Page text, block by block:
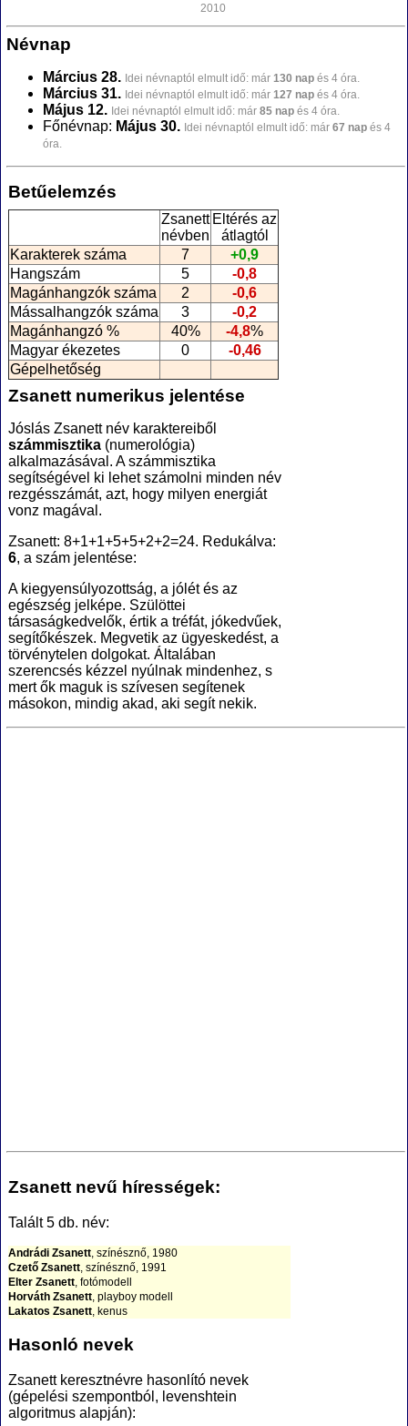
2010
Névnap
Március 28. Idei névnaptól elmult idő: már 130 nap és 4 óra.
Március 31. Idei névnaptól elmult idő: már 127 nap és 4 óra.
Május 12. Idei névnaptól elmult idő: már 85 nap és 4 óra.
Főnévnap: Május 30. Idei névnaptól elmult idő: már 67 nap és 4
óra.
Betűelemzés
Zsanett
névben
Eltérés az
átlagtól
Karakterek száma
7
+0,9
Hangszám
5
-0,8
Magánhangzók száma
2
-0,6
Mássalhangzók száma
3
-0,2
Magánhangzó %
40% -4,8%
Magyar ékezetes
0
-0,46
Gépelhetőség
Zsanett numerikus jelentése
Jóslás Zsanett név karaktereiből
számmisztika (numerológia)
alkalmazásával. A számmisztika
segítségével ki lehet számolni minden név
rezgésszámát, azt, hogy milyen energiát
vonz magával.
Zsanett: 8+1+1+5+5+2+2=24. Redukálva:
6, a szám jelentése:
A kiegyensúlyozottság, a jólét és az
egészség jelképe. Szülöttei
társaságkedvelők, értik a tréfát, jókedvűek,
segítőkészek. Megvetik az ügyeskedést, a
törvénytelen dolgokat. Általában
szerencsés kézzel nyúlnak mindenhez, s
mert ők maguk is szívesen segítenek
másokon, mindig akad, aki segít nekik.
Zsanett nevű hírességek:
Talált 5 db. név:
Andrádi Zsanett , színésznő, 1980
Czető Zsanett , színésznő, 1991
Elter Zsanett , fotómodell
Horváth Zsanett , playboy modell
Lakatos Zsanett , kenus
Hasonló nevek
Zsanett keresztnévre hasonlító nevek
(gépelési szempontból, levenshtein
algoritmus alapján):